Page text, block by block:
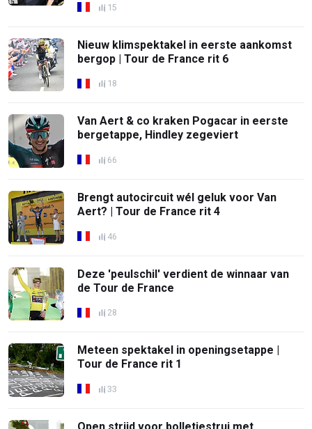
15
Nieuw klimspektakel in eerste aankomst
bergop | Tour de France rit 6
18
Van Aert & co kraken Pogacar in eerste
bergetappe, Hindley zegeviert
66
Brengt autocircuit wél geluk voor Van
Aert? | Tour de France rit 4
46
Deze 'peulschil' verdient de winnaar van
de Tour de France
28
Meteen spektakel in openingsetappe |
Tour de France rit 1
33